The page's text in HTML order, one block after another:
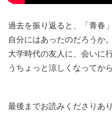
過去を振り返ると、「青春
自分にはあったのだろうか。
大学時代の友人に、会いに
うちょっと涼しくなってか
最後までお読みくださりあ